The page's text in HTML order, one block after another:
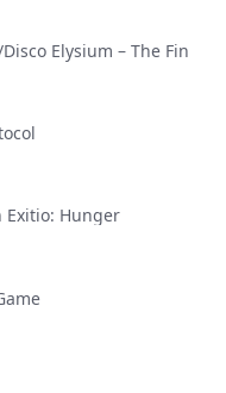
Elysium – The Fin
Exitio: Hunger